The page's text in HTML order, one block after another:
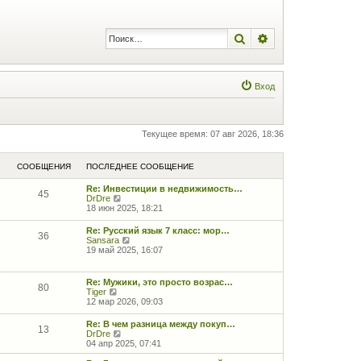
Поиск
Вход
Текущее время: 07 авг 2026, 18:36
СООБЩЕНИЯ ПОСЛЕДНЕЕ СООБЩЕНИЕ
45
Re: Инвестиции в недвижимость…
DrDre
е
й
т
и
п
о
л
е
д
е
м
18 июн 2025, 18:21
36
Re: Русский язык 7 класс: мор…
Sansara
е
т
и
к
п
о
л
е
19 май 2025, 16:07
80
Re: Мужики, это просто возрас…
Tiger
е
й
т
и
12 мар 2026, 09:03
13
Re: В чем разница между покуп…
DrDre
е
р
04 апр 2025, 07:41